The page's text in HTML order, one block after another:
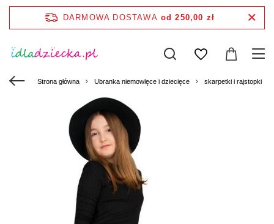
DARMOWA DOSTAWA od 250,00 zł
Strona główna Ubranka niemowlęce i dziecięce skarpetki i rajstopki